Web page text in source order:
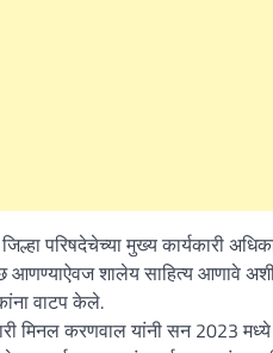
परिषदेचेच्या मुख्य कार्यकारी
आणण्याऐवज शालेय साहित्य
वाटप केले.
मिनल करणवाल यांनी सन 2023